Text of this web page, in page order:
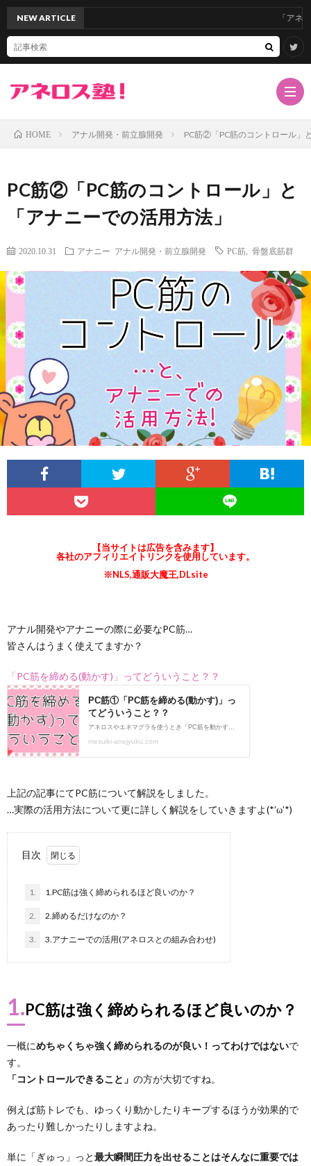
ト
説
&
ア
つ
ネ
ロ
と
ド
ラ
オ
ー
関
リ
ン
NEW ARTICLE 「アネロスバ
HOME アナル開発・前立腺開発 PC筋②「PC筋のコントロール」
PC筋②「PC筋のコントロール」と
「アナニーでの活用方法」
2020.10.31 アナニー アナル開発・前立腺開発 PC筋 骨盤底筋群
【当サイトは広告を含みます】
各社のアフィリエイトリンクを使用しています。
※NLS,通販大魔王,DLsite
アナル開発やアナニーの際に必要なPC筋…
皆さんはうまく使えてますか？
「PC筋を締める(動かす)」ってどういうこと？？
上記の記事にてPC筋について解説をしました。
…実際の活用方法について更に詳しく解説をしていきますよ(*’ω’*)
目次
1. 1.PC筋は強く締められるほど良いのか？
2. 2.締めるだけなのか？
3. 3.アナニーでの活用(アネロスとの組み合わせ)
1.PC筋は強く締められるほど良いのか？
一概にめちゃくちゃ強く締められるのが良い！ってわけではないで
す。
「コントロールできること」 の方が大切ですね。
例えば筋トレでも、ゆっくり動かしたりキープするほうが効果的で
あったり難しかったりしますよね。
単に「ぎゅっ」っと最大瞬間圧力を出せることはそんなに重要では